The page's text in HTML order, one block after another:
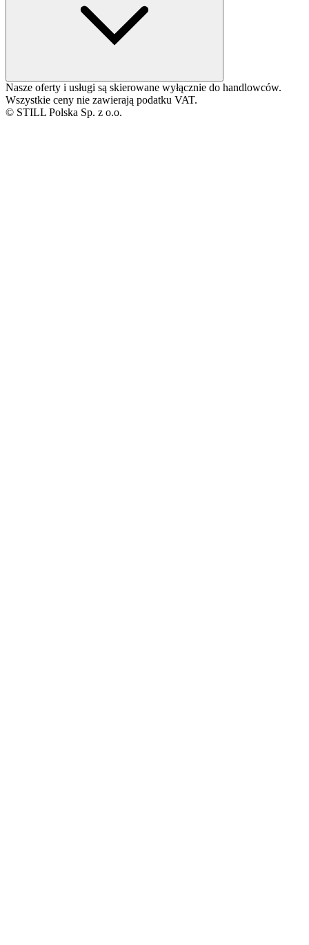
Nasze oferty i usługi są skierowane wyłącznie do handlowców.
Wszystkie ceny nie zawierają podatku VAT.
© STILL Polska Sp. z o.o.